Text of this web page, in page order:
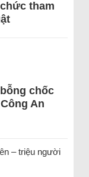
tham
chốc
An
– triệu người